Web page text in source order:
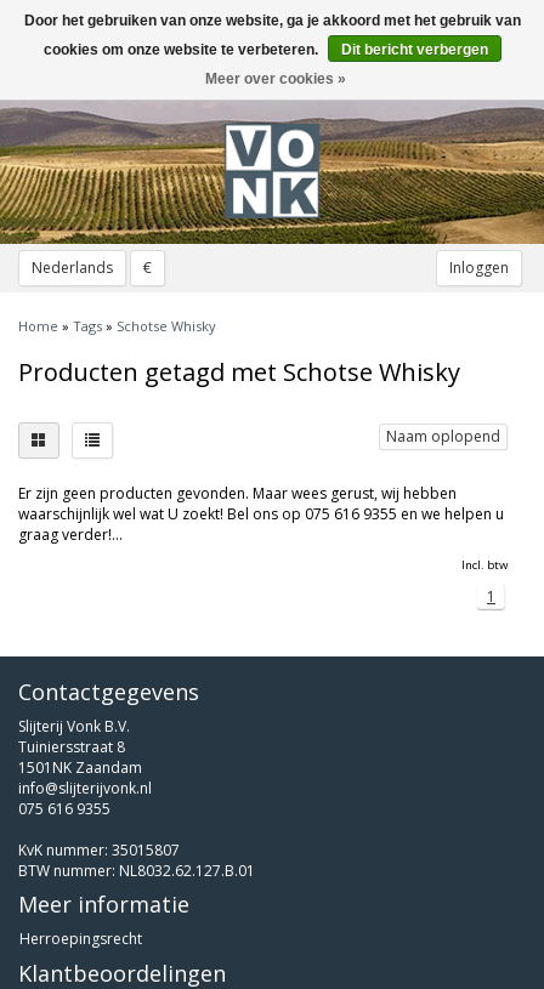
Nederlands € Inloggen
Toggle
navigation
Home » Tags » Schotse Whisky
Producten getagd met Schotse Whisky
Naam oplopend
Er zijn geen producten gevonden. Maar wees gerust, wij hebben
waarschijnlijk wel wat U zoekt! Bel ons op 075 616 9355 en we helpen u
graag verder!...
Incl. btw
1
Contactgegevens
Slijterij Vonk B.V.
Tuiniersstraat 8
1501NK Zaandam
info@slijterijvonk.nl
075 616 9355
KvK nummer: 35015807
BTW nummer: NL8032.62.127.B.01
Meer informatie
Herroepingsrecht
Klantbeoordelingen
Door het gebruiken van onze website, ga je akkoord met het gebruik van
cookies om onze website te verbeteren.
Dit bericht verbergen
Meer over cookies »